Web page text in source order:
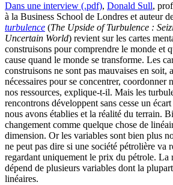
Dans une interview (.pdf), Donald Sull,
à la Business School de Londres et auteur
turbulence (The Upside of Turbulence :
Uncertain World) revient sur les cartes
construisons pour comprendre le monde et
cause quand le monde se transforme. Les
construisons ne sont pas mauvaises en soit,
nécessaires pour se concentrer, coordonner
nos ressources, explique-t-il. Mais les
rencontrons développent sans cesse un
nous avons établies et la réalité du terrain.
changement comme quelque chose de
dimension. Or les variables sont bien plus
ne peut pas dire si une société pétrolière va
regardant uniquement le prix du pétrole. La
dépend de plusieurs variables dont la
linéaires.